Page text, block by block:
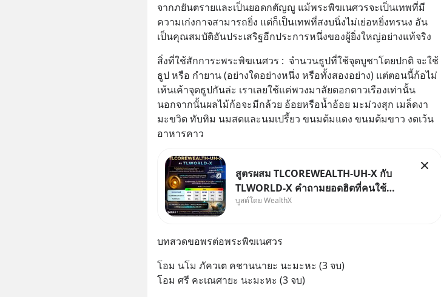
จากภยันตรายและเป็นยอดกตัญญู แม้พระพิฆเนศวรจะเป็นเทพที่มี
ความเก่งกาจสามารถยิ่ง แต่ก็เป็นเทพที่สงบนิ่งไม่เย่อหยิ่งทรนง อัน
เป็นคุณสมบัติอันประเสริฐอีกประการหนึ่งของผู้ยิ่งใหญ่อย่างแท้จริง
สิ่งที่ใช้สักการะพระพิฆเนศวร :  จำนวนธูปที่ใช้จุดบูชาโดยปกติ จะใช้
ธูป หรือ กำยาน (อย่างใดอย่างหนึ่ง หรือทั้งสองอย่าง) แต่ตอนนี้ก้อไม่
เห้นเค้าจุดธูปกันล่ะ เราเลยใช้แค่พวงมาลัยดอกดาวเรืองเท่านั้น
นอกจากนั้นผลไม้ก้อจะมีกล้วย อ้อยหรือน้ำอ้อย มะม่วงสุก เมล็ดงา
มะขวิด ทับทิม นมสดและนมเปรี้ยว ขนมต้มแดง ขนมต้มขาว งดเว้น
อาหารคาว
สูตรผสม TLCOREWEALTH-UH-X กับ
TLWORLD-X คำถามยอดฮิตที่คนใช้
WealthX ถามเข้ามา
บูสต์โดย WealthX
บทสวดขอพรต่อพระพิฆเนศวร
โอม นโม ภัควเต คชานนายะ นะมะหะ (3 จบ)
โอม ศรี คะเณศายะ นะมะหะ (3 จบ)